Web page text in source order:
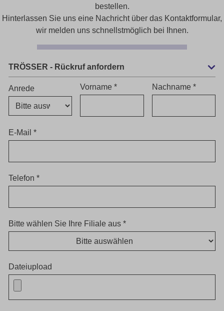
bestellen.
Hinterlassen Sie uns eine Nachricht über das Kontaktformular,
wir melden uns schnellstmöglich bei Ihnen.
TRÖSSER - Rückruf anfordern
Anrede Vorname * Nachname *
E-Mail *
Telefon *
Bitte wählen Sie Ihre Filiale aus *
Dateiupload